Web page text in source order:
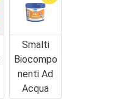
Smalti
Biocompo
Nenti Ad
Acqua